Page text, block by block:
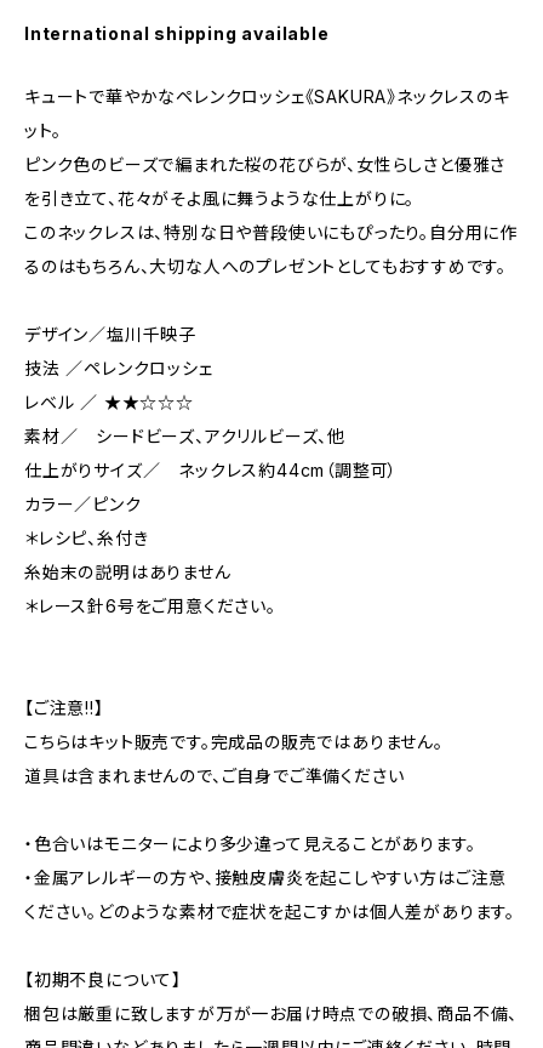
International shipping available
キュートで華やかなペレンクロッシェ《SAKURA》ネックレスのキ
ット。
ピンク色のビーズで編まれた桜の花びらが、女性らしさと優雅さ
を引き立て、花々がそよ風に舞うような仕上がりに。
このネックレスは、特別な日や普段使いにもぴったり。自分用に作
るのはもちろん、大切な人へのプレゼントとしてもおすすめです。
デザイン／塩川千映子
技法 ／ペレンクロッシェ
レベル ／ ★★☆☆☆
素材／ シードビーズ、アクリルビーズ、他
仕上がりサイズ／ ネックレス約44cm（調整可）
カラー／ピンク
＊レシピ、糸付き
糸始末の説明はありません
＊レース針6号をご用意ください。
【ご注意!!】
こちらはキット販売です。完成品の販売ではありません。
道具は含まれませんので、ご自身でご準備ください
・色合いはモニターにより多少違って見えることがあります。
・金属アレルギーの方や、接触皮膚炎を起こしやすい方はご注意
ください。どのような素材で症状を起こすかは個人差があります。
【初期不良について】
梱包は厳重に致しますが万が一お届け時点での破損、商品不備、